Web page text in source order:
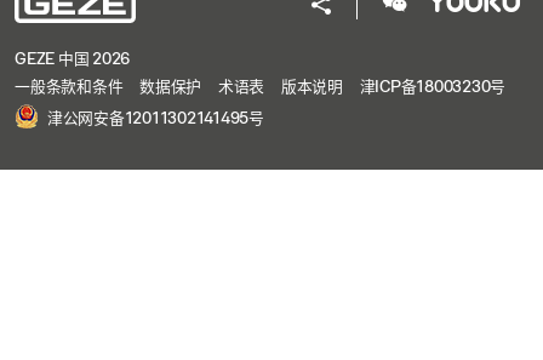
GEZE 中国 2026
一般条款和条件
数据保护 术语表 版本说明
津ICP备18003230号
津公网安备12011302141495号